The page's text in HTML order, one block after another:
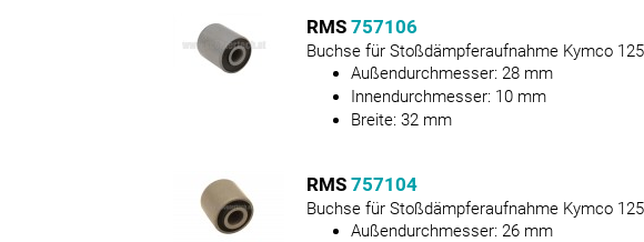
RMS 757106
Buchse für Stoßdämpferaufnahme Kymco
Außendurchmesser: 28 mm
Innendurchmesser: 10 mm
Breite: 32 mm
RMS 757104
Buchse für Stoßdämpferaufnahme Kymco
Außendurchmesser: 26 mm